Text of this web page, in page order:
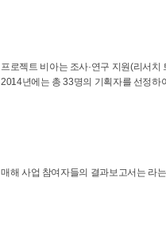
프로젝트 비아는 조사·연구 지원(리서
2014년에는 총 33명의 기획자를 선정하
매해 사업 참여자들의 결과보고서는 라